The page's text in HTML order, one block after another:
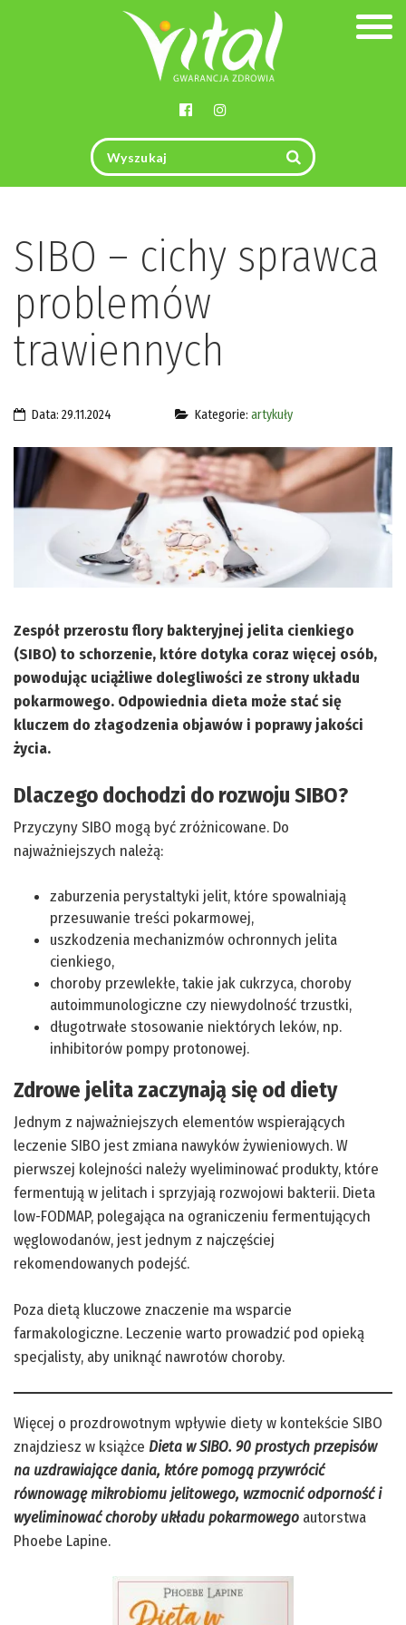
SIBO – cichy sprawca
problemów
trawiennych
Data: 29.11.2024 Kategorie: artykuły
Zespół przerostu flory bakteryjnej jelita cienkiego
(SIBO) to schorzenie, które dotyka coraz więcej osób,
powodując uciążliwe dolegliwości ze strony układu
pokarmowego. Odpowiednia dieta może stać się
kluczem do złagodzenia objawów i poprawy jakości
życia.
Dlaczego dochodzi do rozwoju SIBO?
Przyczyny SIBO mogą być zróżnicowane. Do
najważniejszych należą:
zaburzenia perystaltyki jelit, które spowalniają
przesuwanie treści pokarmowej,
uszkodzenia mechanizmów ochronnych jelita
cienkiego,
choroby przewlekłe, takie jak cukrzyca, choroby
autoimmunologiczne czy niewydolność trzustki,
długotrwałe stosowanie niektórych leków, np.
inhibitorów pompy protonowej.
Zdrowe jelita zaczynają się od diety
Jednym z najważniejszych elementów wspierających
leczenie SIBO jest zmiana nawyków żywieniowych. W
pierwszej kolejności należy wyeliminować produkty, które
fermentują w jelitach i sprzyjają rozwojowi bakterii. Dieta
low-FODMAP, polegająca na ograniczeniu fermentujących
węglowodanów, jest jednym z najczęściej
rekomendowanych podejść.
Poza dietą kluczowe znaczenie ma wsparcie
farmakologiczne. Leczenie warto prowadzić pod opieką
specjalisty, aby uniknąć nawrotów choroby.
Więcej o prozdrowotnym wpływie diety w kontekście SIBO
znajdziesz w książce Dieta w SIBO. 90 prostych przepisów
na uzdrawiające dania, które pomogą przywrócić
równowagę mikrobiomu jelitowego, wzmocnić odporność i
wyeliminować choroby układu pokarmowego autorstwa
Phoebe Lapine.